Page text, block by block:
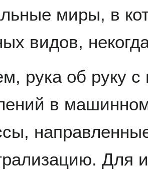
миры, в
видов,
рука об руку с
в
Для